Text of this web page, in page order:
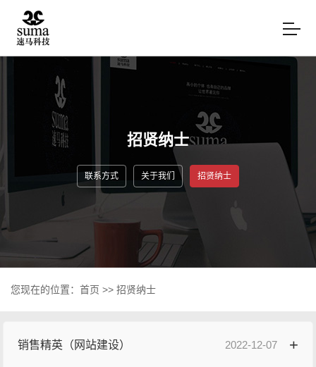
招贤纳士
联系方式 关于我们 招贤纳士
您现在的位置： 首页 >> 招贤纳士
销售精英（网站建设） 2022-12-07